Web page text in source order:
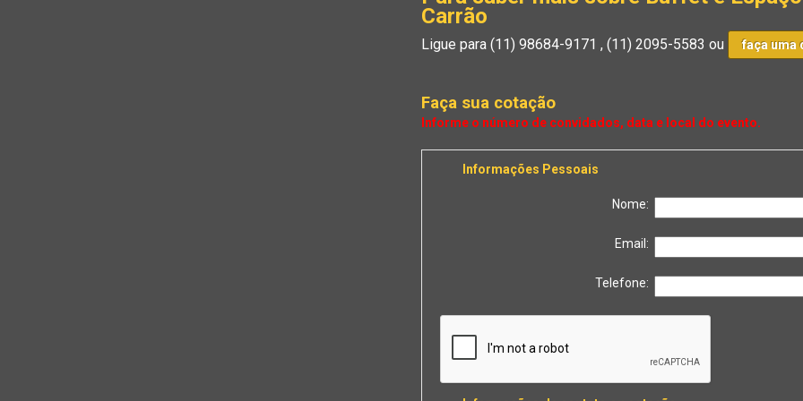
Carrão
Ligue para(11) 98684-9171 ,(11) 2095-5583 ou faça uma
Faça sua cotação
Informações Pessoais
Nome:
Email:
Telefone: